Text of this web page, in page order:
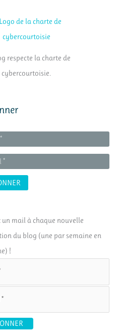
respecte la charte de
cybercourtoisie.
un mail à chaque nouvelle
du blog (une par semaine en
!